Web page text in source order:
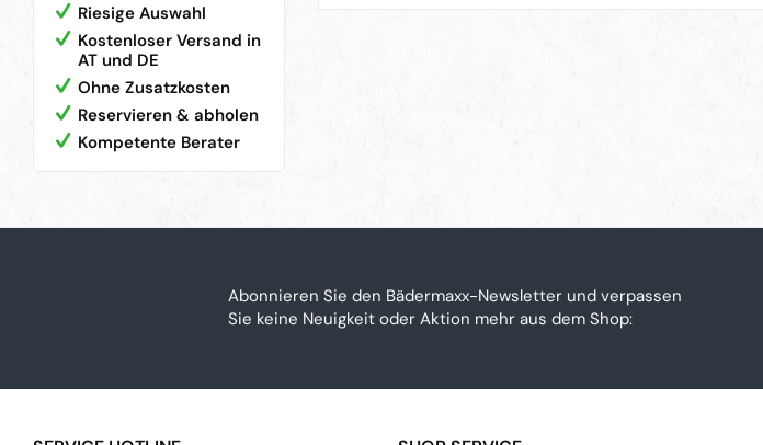
Riesige Auswahl
Kostenloser Versand in
AT und DE
Ohne Zusatzkosten
Reservieren & abholen
Kompetente Berater
Abonnieren Sie den Bädermaxx-Newsletter und verpassen
Sie keine Neuigkeit oder Aktion mehr aus dem Shop: